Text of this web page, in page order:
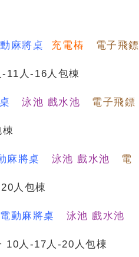
麻將桌 充電樁 電子飛鏢
人-16人包棟
泳池 戲水池 電子飛鏢
麻將桌 泳池 戲水池 電
人包棟
電動麻將桌 泳池 戲水池
10人-17人-20人包棟